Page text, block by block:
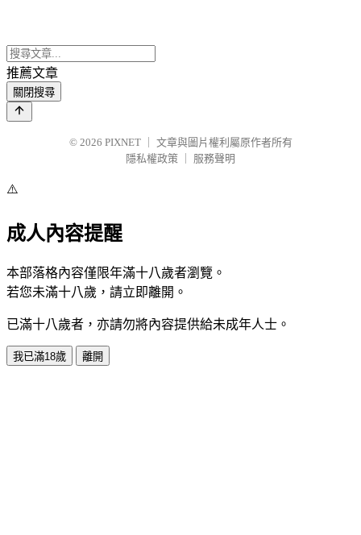
推薦文章
關閉搜尋
© 2026 PIXNET
文章與圖片權利屬原作者所有
隱私權政策
服務聲明
⚠️
成人內容提醒
本部落格內容僅限年滿十八歲者瀏覽。
若您未滿十八歲，請立即離開。
已滿十八歲者，亦請勿將內容提供給未成年人士。
我已滿18歲 離開